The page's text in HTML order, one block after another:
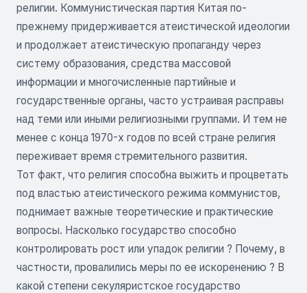
религии. Коммунистическая партия Китая по-
прежнему придерживается атеистической идеологии
и продолжает атеистическую пропаганду через
систему образования, средства массовой
информации и многочисленные партийные и
государственные органы, часто устраивая расправы
над теми или иными религиозными группами. И тем не
менее с конца 1970-х годов по всей стране религия
переживает время стремительного развития.
Тот факт, что религия способна выжить и процветать
под властью атеистического режима коммунистов,
поднимает важные теоретические и практические
вопросы. Насколько государство способно
контролировать рост или упадок религии ? Почему, в
частности, провалились меры по ее искоренению ? В
какой степени секуляристское государство